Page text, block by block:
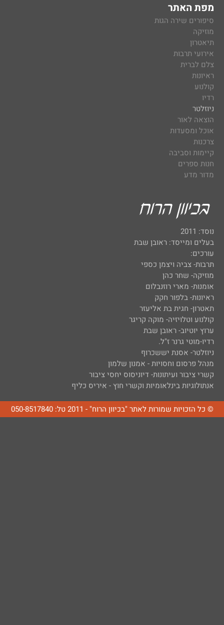
מפת האתר
סיפורים שירה הגות
מוזיקה
תיאטרון
אירועי תרבות
צלם לברית
ראיונות
קולנוע
רדיו
ניוזלטר
הוצאה לאור
אוכל ומסעדות
צרכנות
קיימות וסביבה
חנות ספרים
מדור מדע
נוסד: 2011
בעלים ומייסד: ראובן שבת
עורכים:
תרבות- צביה ויצמן כספי
מוזיקה- שחר כהן
אומנות- מארי רוזנבלום
ראיונות- בלפור חקק
תאטרון- חגית בת אליעזר
קולנוע וטלויזיה- מוקה קריגר
ערוץ יוטיוב- ראובן שבת
רדיו-מוטי גרנר ז"ל.
ניוזלטר- אסנת יששכרוף
מנהל פרסום וחסויות - אמנון שלמון
קשרי ציבור ועיתונות- דיוניסוס יחסי ציבור
אנתולוגיות בינלאומיות וקשרי חוץ - איריס כליף
© כל הזכויות שמורות לאתר "בכיוון הרוח" - 2011 טל: 050-8517840